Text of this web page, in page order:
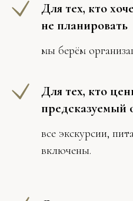
Для тех, кто
не планировать
мы берём
Для тех, кто
предсказуемый
все экскурсии,
включены.